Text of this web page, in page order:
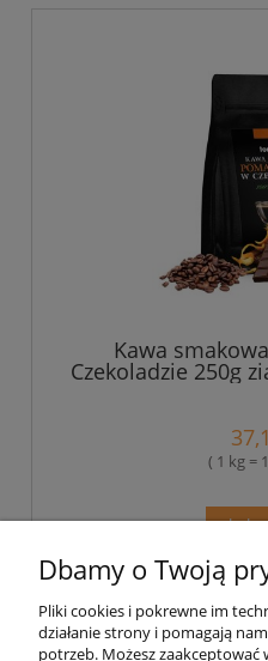
Kawa
Czekoladzie 250g
( 1 kg =
do
Dbamy o Twoją
Pliki cookies i pokrewne im
działanie strony i pomagają
potrzeb. Możesz zaakceptować